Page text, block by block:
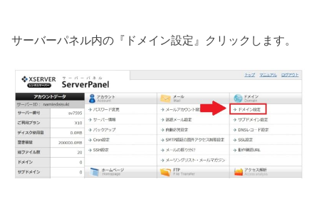
サーバーパネル内の『ドメイン設定』クリックします。